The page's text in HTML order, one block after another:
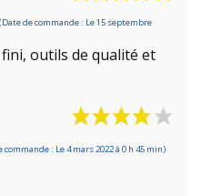
(Date de commande : Le 15 septembre
outils de qualité et
commande : Le 4 mars 2022 à 0 h 45 min)